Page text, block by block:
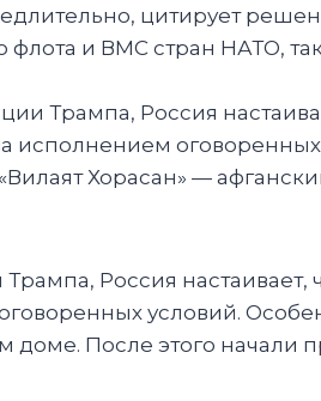
цитирует
флота и ВМС стран НАТО,
Трампа, Россия
исполнением оговоренных
Хорасан» —
Россия настаивает,
условий.
После этого начали